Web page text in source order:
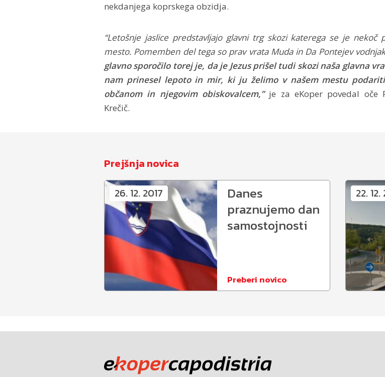
nekdanjega koprskega obzidja.
“Letošnje jaslice predstavljajo glavni trg skozi katerega se je nekoč
mesto. Pomemben del tega so prav vrata Muda in Da Pontejev
glavno sporočilo torej je, da je Jezus prišel tudi skozi naša glavna
nam prinesel lepoto in mir, ki ju želimo v našem mestu
občanom in njegovim obiskovalcem,”je za eKoper povedal oče
Krečič.
Prejšnja novica
26. 12. 2017
Danes
praznujemo dan
samostojnosti
Preberi novico
22. 12.